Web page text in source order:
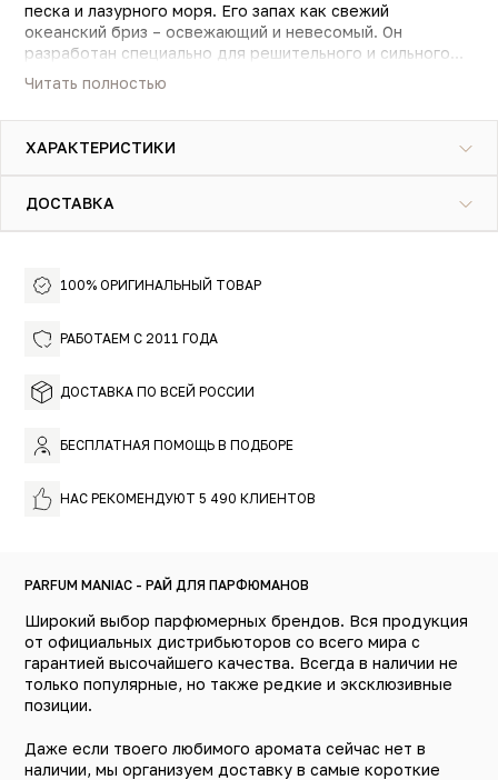
100% ОРИГИНАЛЬНЫЙ ТОВАР
РАБОТАЕМ С 2011 ГОДА
ДОСТАВКА ПО ВСЕЙ РОССИИ
БЕСПЛАТНАЯ ПОМОЩЬ В ПОДБОРЕ
НАС РЕКОМЕНДУЮТ 5 490 КЛИЕНТОВ
PARFUM MANIAC - РАЙ ДЛЯ ПАРФЮМАНОВ
Широкий выбор парфюмерных брендов. Вся продукция
от официальных дистрибьюторов со всего мира с
гарантией высочайшего качества. Всегда в наличии не
только популярные, но также редкие и эксклюзивные
позиции.
Даже если твоего любимого аромата сейчас нет в
наличии, мы организуем доставку в самые короткие
песка и лазурного моря. Его запах как свежий
океанский бриз – освежающий и невесомый. Он
разработан специально для решительного и сильного
мужчины, могучего и телом и душой. Для того, кто
всегда в движении, смело творит и изменяет мир
вокруг себя в лучшую сторону. При этом он знает, как
мира. В этом ему способствует этот дивный аромат,
полные тишины и окруженные безграничным океаном.
Читать полностью
ХАРАКТЕРИСТИКИ
ДОСТАВКА